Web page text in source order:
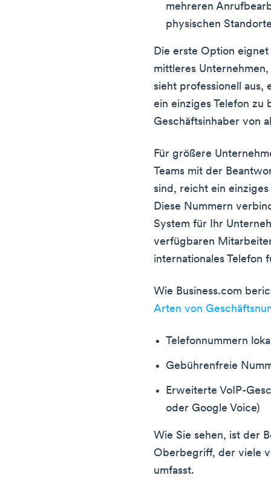
mehreren
physischen
Die erste Option
mittleres
sieht professionell aus,
ein einziges Telefon zu
Geschäftsinhaber von
Für größere
Teams mit der
sind, reicht ein
Diese Nummern
System für Ihr
verfügbaren
internationales Telefon
Wie Business.com
Arten von
Telefonnummern
Gebührenfreie
Erweiterte VoIP-
oder Google Voice)
Wie Sie sehen, ist der
Oberbegriff, der viele
umfasst.